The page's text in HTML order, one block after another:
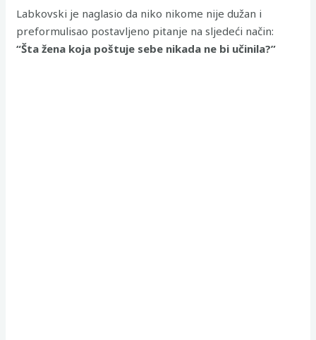
Labkovski je naglasio da niko nikome nije dužan i
preformulisao postavljeno pitanje na sljedeći način:
“Šta žena koja poštuje sebe nikada ne bi učinila?”